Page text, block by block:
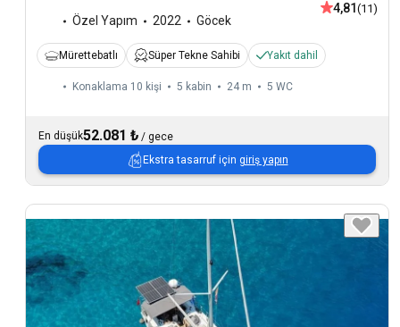
Özel Yapım 2022 Göcek
4,81 (11)
Mürettebatlı Süper Tekne Sahibi Yakıt dahil
Konaklama 10 kişi 5 kabin 24 m 5 WC
En düşük52.081 ₺ / gece
Ekstra tasarruf için giriş yapın